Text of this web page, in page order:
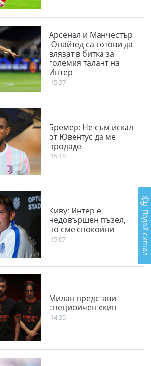
Арсенал и Манчестър
Юнайтед са готови да
влязат в битка за
големия талант на
Интер
15:37
Бремер: Не съм искал
от Ювентус да ме
продаде
15:18
Киву: Интер е
недовършен пъзел,
но сме спокойни
15:07
Милан представи
специфичен екип
14:35
Подай сигнал